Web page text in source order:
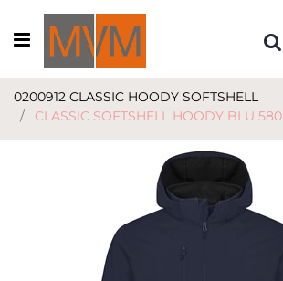
Open menu
0200912 CLASSIC HOODY SOFTSHELL
CLASSIC SOFTSHELL HOODY BLU 580